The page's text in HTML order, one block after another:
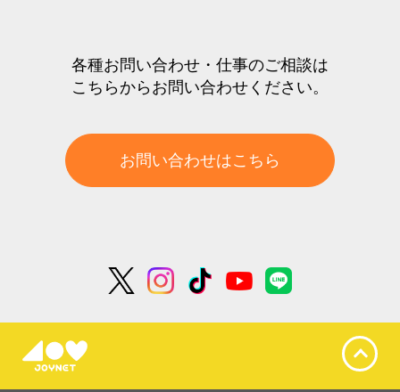
各種お問い合わせ・仕事のご相談は
こちらからお問い合わせください。
お問い合わせはこちら